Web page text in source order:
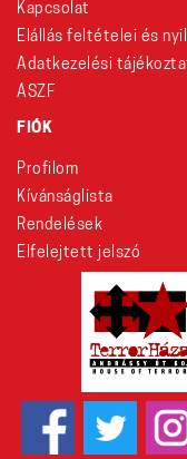
Kapcsolat
Elállás feltételei és
Adatkezelési
ÁSZF
FIÓK
Profilom
Kívánságlista
Rendelések
Elfelejtett jelszó